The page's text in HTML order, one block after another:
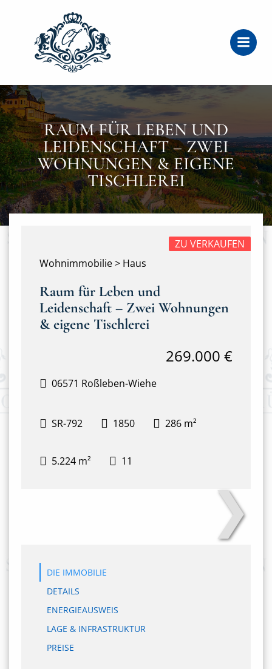
RAUM FÜR LEBEN UND
LEIDENSCHAFT – ZWEI
WOHNUNGEN & EIGENE
TISCHLEREI
Wohnimmobilie > Haus
ZU VERKAUFEN
Raum für Leben und
Leidenschaft – Zwei Wohnungen
& eigene Tischlerei
06571 Roßleben-Wiehe
269.000 €
SR-792 1850 286 m²
5.224 m² 11
❯
DIE IMMOBILIE
DETAILS
ENERGIEAUSWEIS
LAGE & INFRASTRUKTUR
PREISE